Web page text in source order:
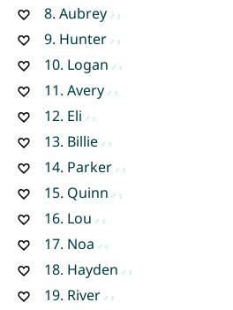
8. Aubrey
9. Hunter
10. Logan
11. Avery
12. Eli
13. Billie
14. Parker
15. Quinn
16. Lou
17. Noa
18. Hayden
19. River